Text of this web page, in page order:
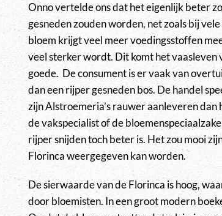
Onno vertelde ons dat het eigenlijk beter
gesneden zouden worden, net zoals bij
bloem krijgt veel meer voedingsstoffen
veel sterker wordt. Dit komt het vaasleven
goede. De consument is er vaak van
dan een rijper gesneden bos. De handel
zijn Alstroemeria’s rauwer aanleveren dan
de vakspecialist of de
rijper snijden toch beter is. Het zou mooi
Florinca weergegeven kan worden.
De sierwaarde van de Florinca is hoog,
door bloemisten. In een groot modern